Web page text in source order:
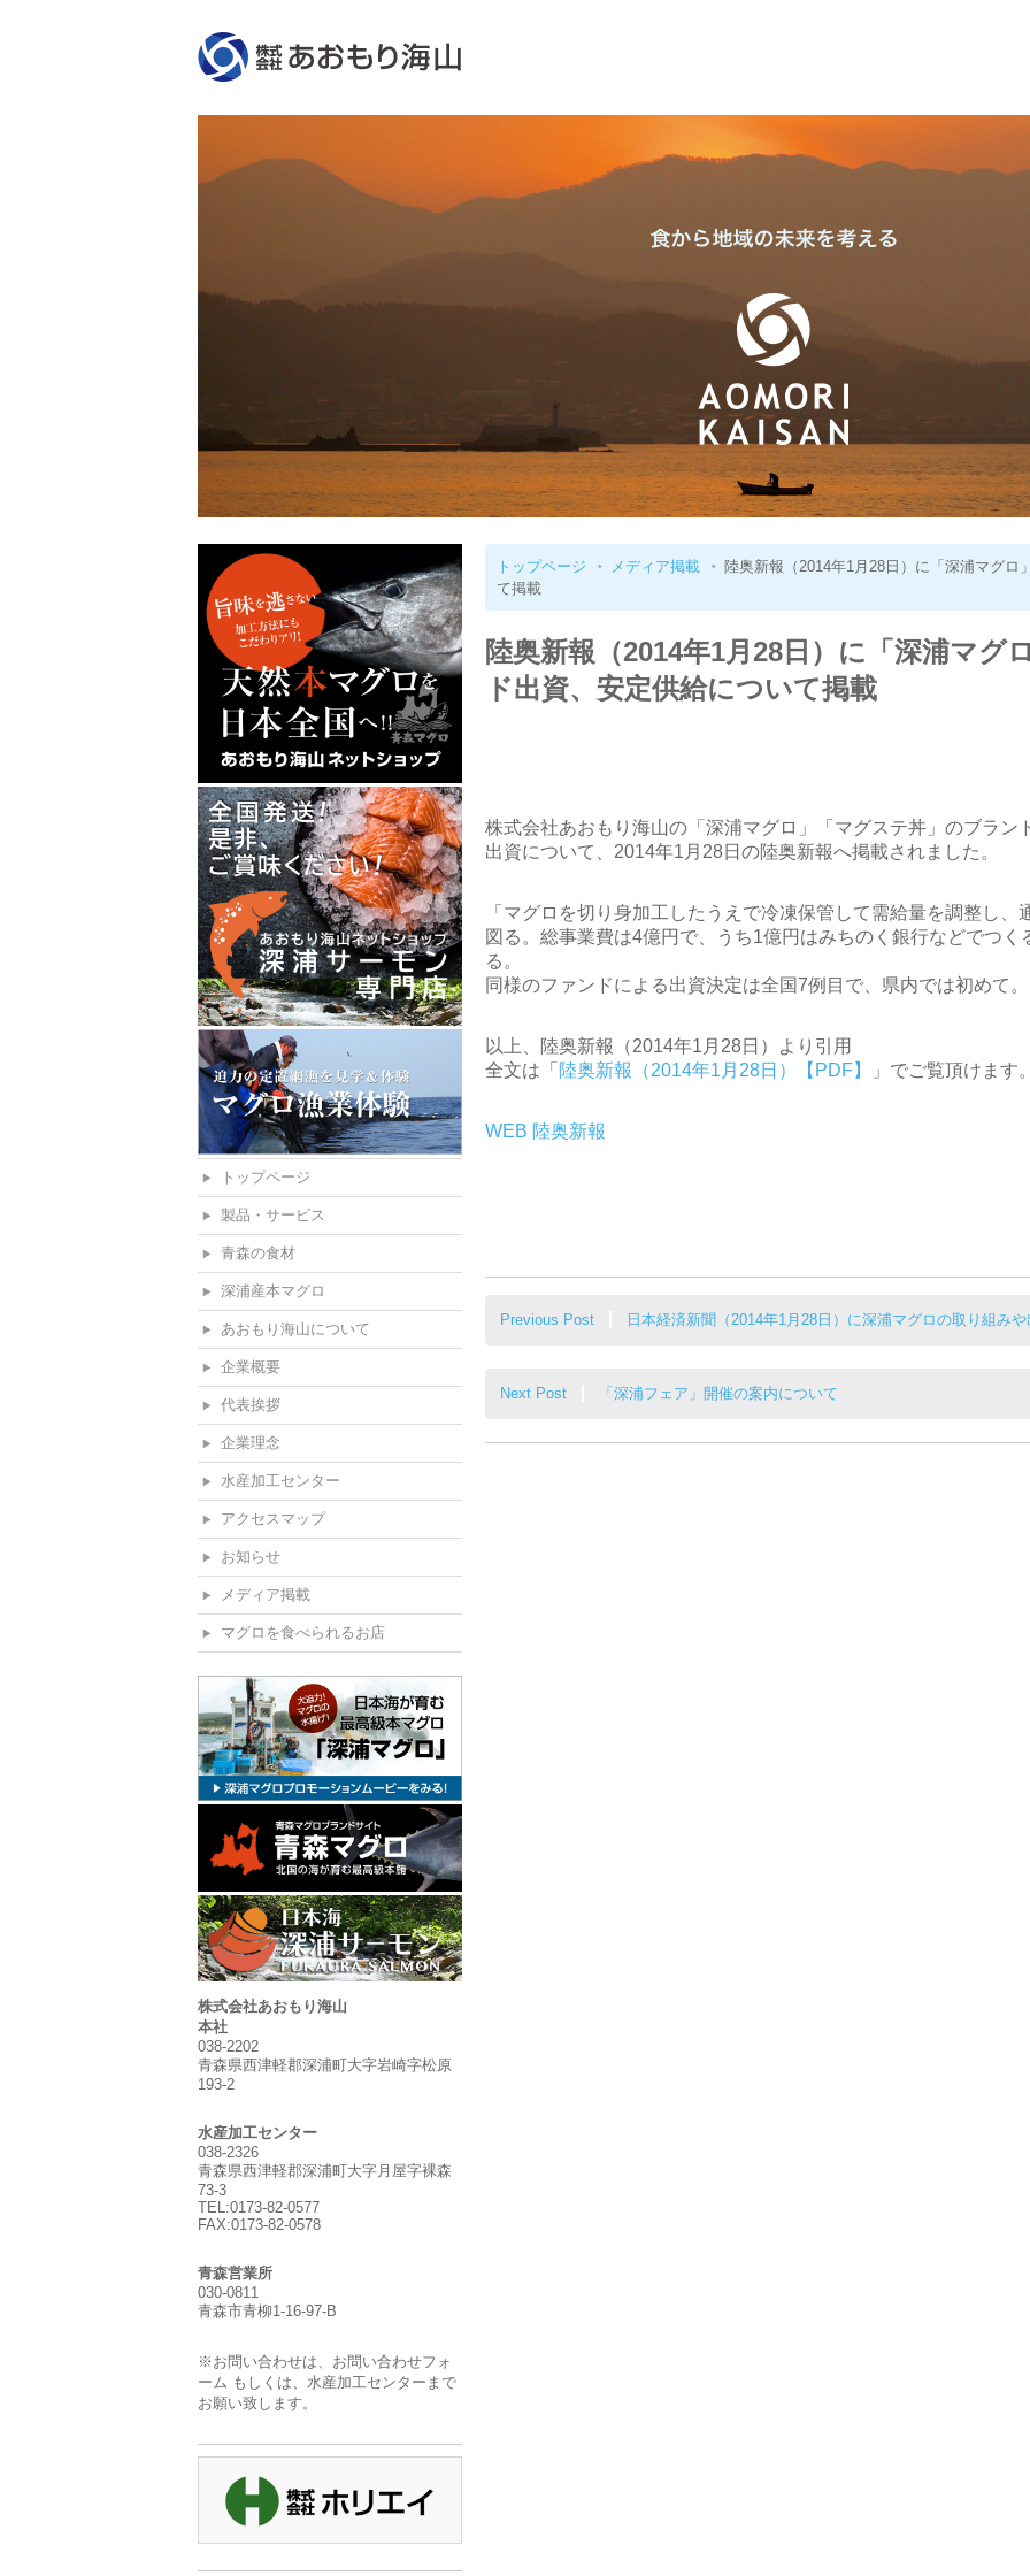
トップページ
製品・サービス
青森の食材
深浦産本マグロ
あおもり海山について
企業概要
代表挨拶
企業理念
水産加工センター
アクセスマップ
お知らせ
メディア掲載
マグロを食べられるお店
トップページ メディア掲載
陸奥新報（2014年1月28日）に「深浦マグ
て掲載
陸奥新報（2014年1月28日）に「深浦マグ
ド出資、安定供給について掲載
株式会社あおもり海山の「深浦マグロ」「マグステ丼」のブラン
出資について、2014年1月28日の陸奥新報へ掲載されました。
「マグロを切り身加工したうえで冷凍保管して需給量を調整し
図る。総事業費は4億円で、うち1億円はみちのく銀行などでつ
る。
同様のファンドによる出資決定は全国7例目で、県内では初めて。
以上、陸奥新報（2014年1月28日）より引用
全文は「 陸奥新報（2014年1月28日）【PDF】 」でご覧頂けます。
WEB 陸奥新報
連Previous Post 日本経済新聞（2014年1月28日）に深浦マグロの取り組み
Next Post 「深浦フェア」開催の案内について
株式会社あおもり海山
本社
038-2202
青森県西津軽郡深浦町大字岩崎字松原
193-2
水産加工センター
038-2326
青森県西津軽郡深浦町大字月屋字裸森
73-3
TEL:0173-82-0577
FAX:0173-82-0578
青森営業所
030-0811
青森市青柳1-16-97-B
※お問い合わせは、お問い合わせフォ
ーム もしくは、水産加工センターまで
お願い致します。